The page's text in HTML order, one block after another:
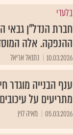
בלעדי
חברת הנדל"ן גבאי
ההנפקה. אלה
10.03.2026 נתנאל אריאל
ענף הבנייה מוגדר
מתריעים על
05.03.2026 מאיה לוין